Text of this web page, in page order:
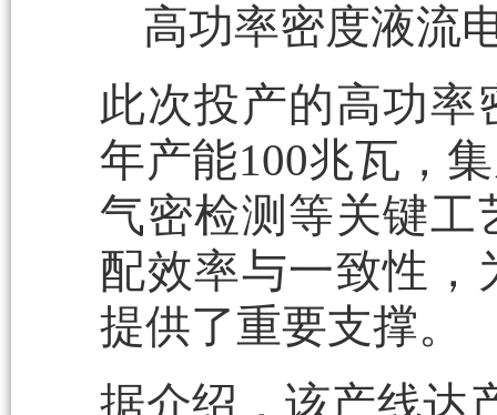
高功率密度液流
此次投产的高功
年产能100兆瓦，
气密检测等关键工
配效率与一致性，
提供了重要支撑。
据介绍，该产线达